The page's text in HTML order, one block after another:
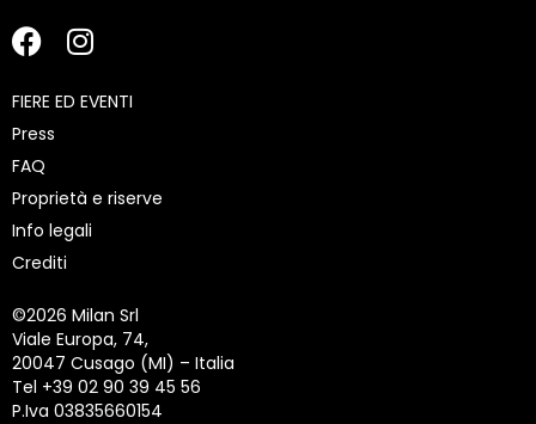
FIERE ED EVENTI
Press
FAQ
Proprietà e riserve
Info legali
Crediti
©2026 Milan Srl
Viale Europa, 74,
20047 Cusago (MI) – Italia
Tel +39 02 90 39 45 56
P.Iva 03835660154